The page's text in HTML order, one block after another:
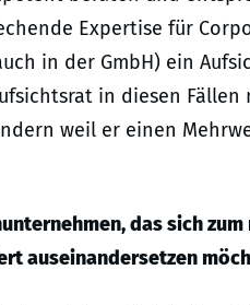
Expertise für
in der GmbH) ein
in diesen
weil er einen
das sich
auseinandersetzen